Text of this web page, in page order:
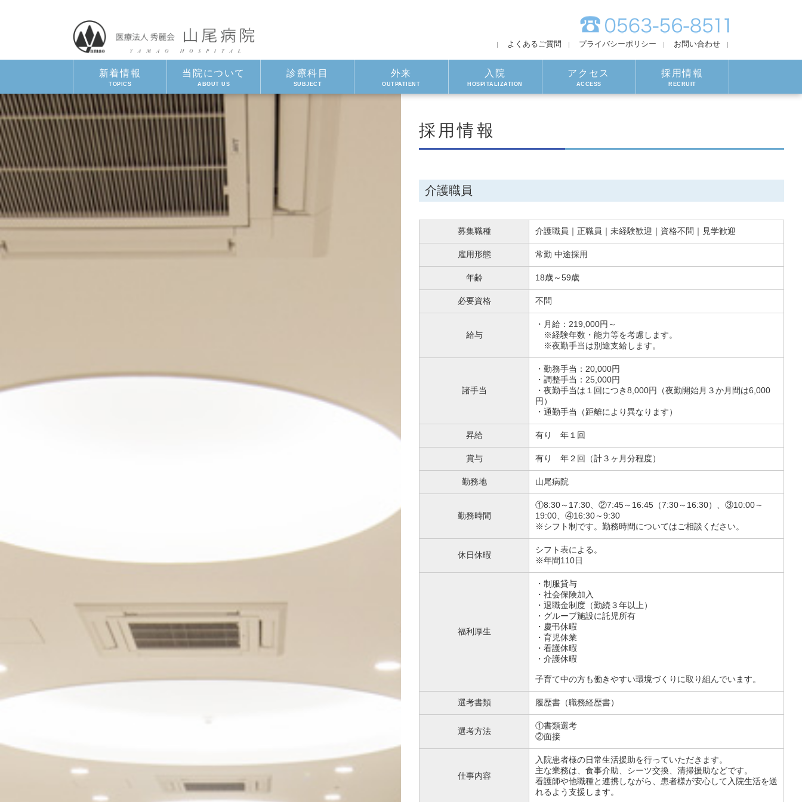
よくあるご質問 プライバシーポリシー お問い合わせ
新着情報
TOPICS
当院について
ABOUT US
診療科目
SUBJECT
外来
OUTPATIENT
入院
HOSPITALIZATION
アクセス
ACCESS
採用情報
RECRUIT
採用情報
介護職員
募集職種 介護職員｜正職員｜未経験歓迎｜資格不問｜見学歓迎
雇用形態 常勤 中途採用
年齢 18歳～59歳
必要資格 不問
給与
・月給：219,000円～
※経験年数・能力等を考慮します。
※夜勤手当は別途支給します。
諸手当
・勤務手当：20,000円
・調整手当：25,000円
・夜勤手当は１回につき8,000円（夜勤開始月３か月間は6,000
円）
・通勤手当（距離により異なります）
昇給 有り 年１回
賞与 有り 年２回（計３ヶ月分程度）
勤務地 山尾病院
勤務時間
①8:30～17:30、②7:45～16:45（7:30～16:30）、③10:00～
19:00、④16:30～9:30
※シフト制です。勤務時間についてはご相談ください。
休日休暇
シフト表による。
※年間110日
福利厚生
・制服貸与
・社会保険加入
・退職金制度（勤続３年以上）
・グループ施設に託児所有
・慶弔休暇
・育児休業
・看護休暇
・介護休暇
子育て中の方も働きやすい環境づくりに取り組んでいます。
選考書類 履歴書（職務経歴書）
選考方法
①書類選考
②面接
仕事内容
入院患者様の日常生活援助を行っていただきます。
主な業務は、食事介助、シーツ交換、清掃援助などです。
看護師や他職種と連携しながら、患者様が安心して入院生活を送
れるよう支援します。